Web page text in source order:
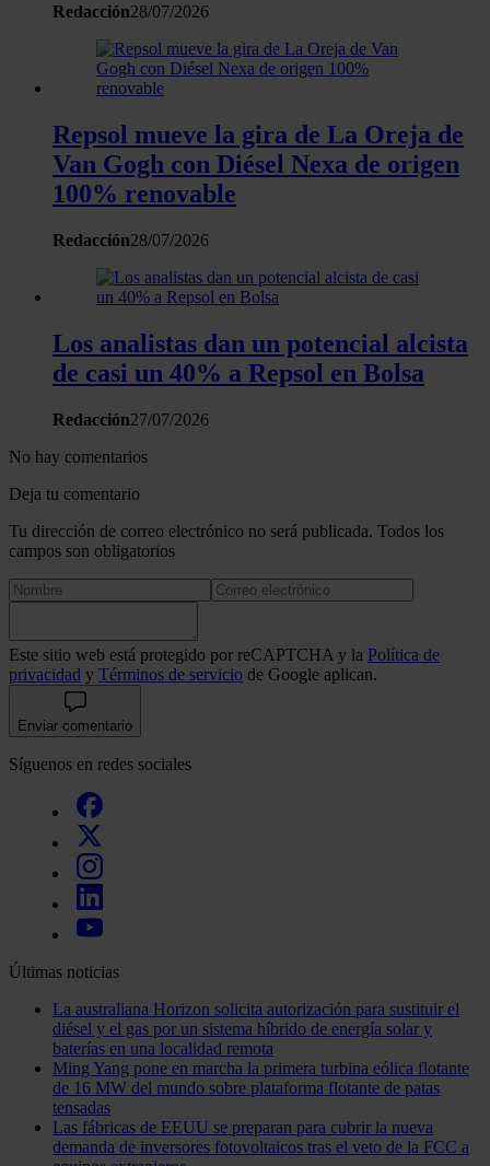
Las cookies de este sitio web se usan para personalizar el
y los anuncios, ofrecer funciones de redes sociales y
tráfico. Además, compartimos información sobre el uso que
análisis web, quienes pueden combinarla con otra
haya proporcionado o que hayan recopilado a partir del uso
hecho de sus servicios.
Redacción28/07/2026
Repsol mueve la gira de La Oreja de
Van Gogh con Diésel Nexa de origen
100% renovable
Redacción28/07/2026
Los analistas dan un potencial alcista
de casi un 40% a Repsol en Bolsa
Redacción27/07/2026
No hay comentarios
Deja tu comentario
Tu dirección de correo electrónico no será publicada. Todos los
campos son obligatorios
Este sitio web está protegido por reCAPTCHA y la Política de
privacidad y Términos de servicio de Google aplican.
Enviar comentario
Síguenos en redes sociales
Últimas noticias
La australiana Horizon solicita autorización para sustituir el
diésel y el gas por un sistema híbrido de energía solar y
baterías en una localidad remota
Ming Yang pone en marcha la primera turbina eólica flotante
de 16 MW del mundo sobre plataforma flotante de patas
tensadas
Las fábricas de EEUU se preparan para cubrir la nueva
demanda de inversores fotovoltaicos tras el veto de la FCC a